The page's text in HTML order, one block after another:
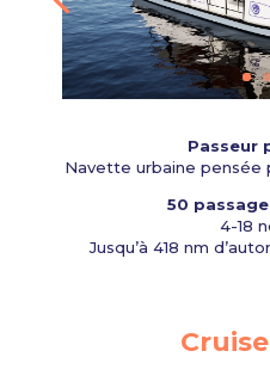
Passeur
Navette urbaine
50
4-18
Jusqu’à 418 nm